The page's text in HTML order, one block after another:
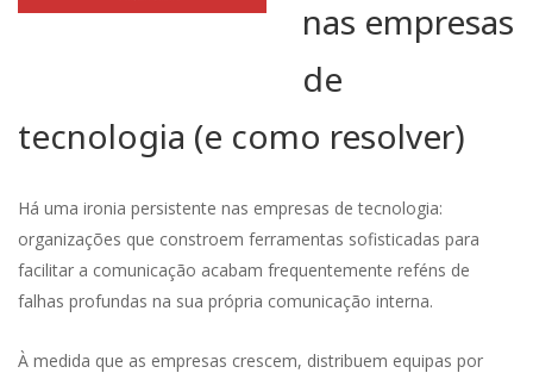
nas empresas
de
tecnologia (e como resolver)
Há uma ironia persistente nas empresas de tecnologia:
organizações que constroem ferramentas sofisticadas para
facilitar a comunicação acabam frequentemente reféns de
falhas profundas na sua própria comunicação interna.
À medida que as empresas crescem, distribuem equipas por